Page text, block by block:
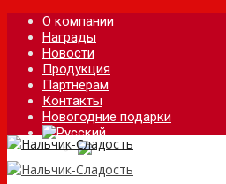
О компании
Награды
Новости
Продукция
Партнерам
Контакты
Новогодние подарки